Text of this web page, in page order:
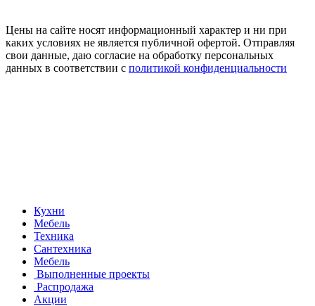
Цены на сайте носят информационный характер и ни при
каких условиях не является публичной офертой. Отправляя
свои данные, даю согласие на обработку персональных
данных в соответствии с политикой конфиденциальности
Кухни
Мебель
Техника
Сантехника
Мебель
Выполненные проекты
Распродажа
Акции